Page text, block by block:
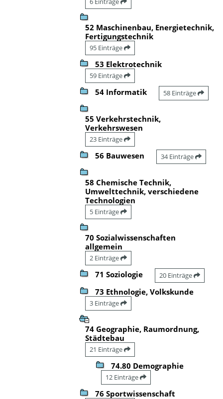
52 Maschinenbau, Energietechnik,
Fertigungstechnik
95 Einträge
53 Elektrotechnik
59 Einträge
54 Informatik 58 Einträge
55 Verkehrstechnik,
Verkehrswesen
23 Einträge
56 Bauwesen 34 Einträge
58 Chemische Technik,
Umwelttechnik, verschiedene
Technologien
5 Einträge
70 Sozialwissenschaften
allgemein
2 Einträge
71 Soziologie 20 Einträge
73 Ethnologie, Volkskunde
3 Einträge
74 Geographie, Raumordnung,
Städtebau
21 Einträge
74.80 Demographie
12 Einträge
76 Sportwissenschaft